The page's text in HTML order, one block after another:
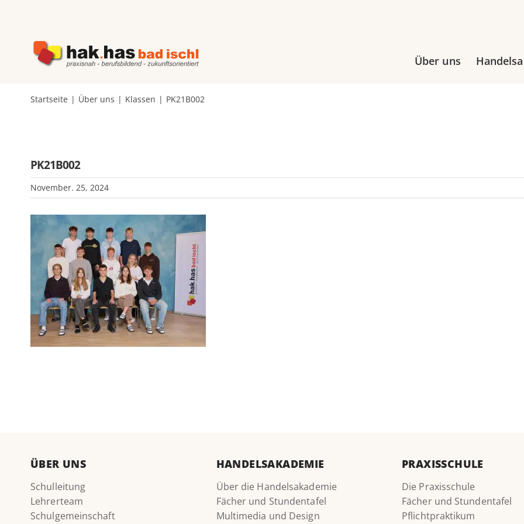
Über uns
Startseite Über uns Klassen PK21B002
PK21B002
November. 25, 2024
ÜBER UNS
Schulleitung
Lehrerteam
Schulgemeinschaft
HANDELSAKADEMIE
Über die Handelsakademie
Fächer und Stundentafel
Multimedia und Design
PRAXISSCHULE
Die Praxisschule
Fächer und Stundentafel
Pflichtpraktikum